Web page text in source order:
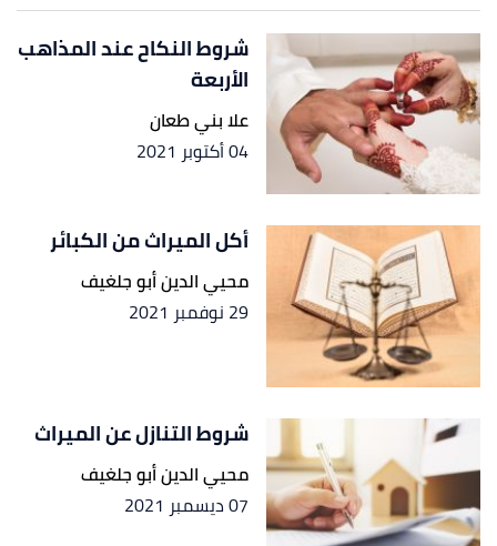
شروط النكاح عند المذاهب
الأربعة
علا بني طعان
04 أكتوبر 2021
أكل الميراث من الكبائر
محيي الدين أبو جلغيف
29 نوفمبر 2021
شروط التنازل عن الميراث
محيي الدين أبو جلغيف
07 ديسمبر 2021